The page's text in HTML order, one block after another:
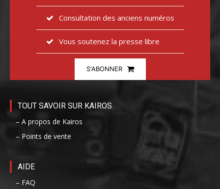
Consultation des anciens numéros
Vous soutenez la presse libre
S'ABONNER
TOUT SAVOIR SUR KAIROS
– A propos de Kairos
– Points de vente
AIDE
– FAQ